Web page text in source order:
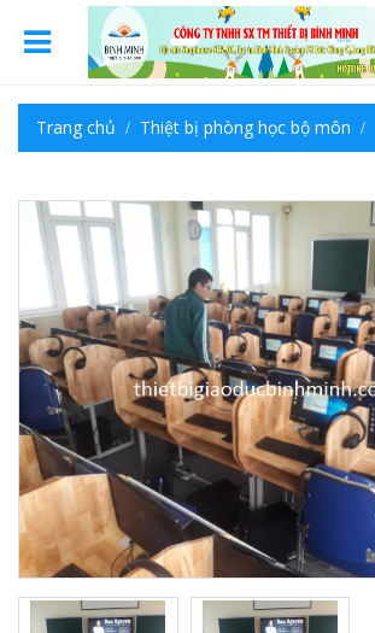
Trang chủ Thiệt bị phòng học bộ môn